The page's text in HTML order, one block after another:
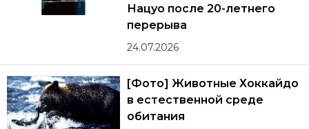
Нацуо после 20-летнего
перерыва
24.07.2026
[Фото] Животные Хоккайдо
в естественной среде
обитания